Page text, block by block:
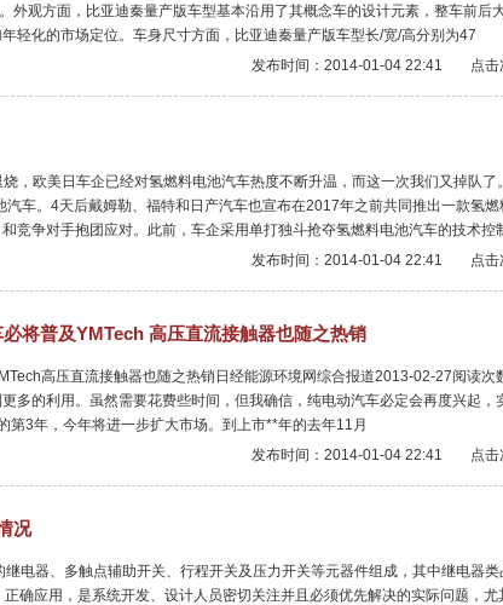
外观方面，比亚迪秦量产版车型基本沿用了其概念车的设计元素，整车前后
轻化的市场定位。车身尺寸方面，比亚迪秦量产版车型长/宽/高分别为47
发布时间：2014-01-04 22:41
点
，欧美日车企已经对氢燃料电池汽车热度不断升温，而这一次我们又掉队了
车。4天后戴姆勒、福特和日产汽车也宣布在2017年之前共同推出一款氢燃
竞争对手抱团应对。此前，车企采用单打独斗抢夺氢燃料电池汽车的技术控
发布时间：2014-01-04 22:41
点
将普及YMTech 高压直流接触器也随之热销
高压直流接触器也随之热销日经能源环境网综合报道2013-02-27阅读次
多的利用。虽然需要花费些时间，但我确信，纯电动汽车必定会再度兴起，
3年，今年将进一步扩大市场。到上市**年的去年11月
发布时间：2014-01-04 22:41
点
况
电器、多触点辅助开关、行程开关及压力开关等元器件组成，其中继电器类
确应用，是系统开发、设计人员密切关注并且必须优先解决的实际问题，尤